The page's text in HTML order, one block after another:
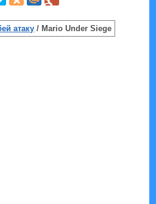
атаку / Mario Under Siege